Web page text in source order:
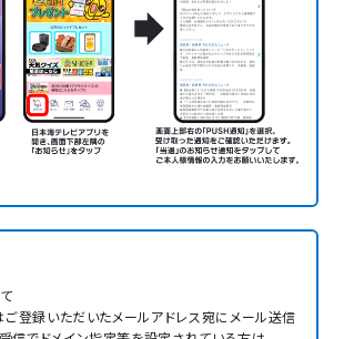
ご登録いただいたメールアドレス宛にメール送信